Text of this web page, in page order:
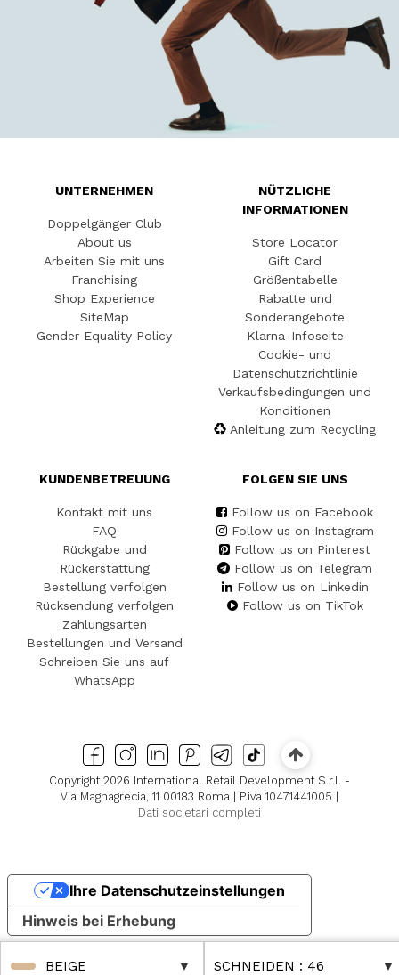
BEIGE SCHNEIDEN : 46
UNTERNEHMEN
Doppelgänger Club
About us
Arbeiten Sie mit uns
Franchising
Shop Experience
SiteMap
Gender Equality Policy
NÜTZLICHE
INFORMATIONEN
Store Locator
Gift Card
Größentabelle
Rabatte und
Sonderangebote
Klarna-Infoseite
Cookie- und
Datenschutzrichtlinie
Verkaufsbedingungen und
Konditionen
Anleitung zum Recycling
KUNDENBETREUUNG
Kontakt mit uns
FAQ
Rückgabe und
Rückerstattung
Bestellung verfolgen
Rücksendung verfolgen
Zahlungsarten
Bestellungen und Versand
Schreiben Sie uns auf
WhatsApp
FOLGEN SIE UNS
Follow us on Facebook
Follow us on Instagram
Follow us on Pinterest
Follow us on Telegram
Follow us on Linkedin
Follow us on TikTok
Copyright 2026 International Retail Development S.r.l. -
Via Magnagrecia, 11 00183 Roma | P.iva 10471441005 |
Dati societari completi
Hinweis bei Erhebung
Ihre Datenschutzeinstellungen